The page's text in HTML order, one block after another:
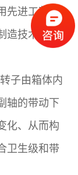
先进工艺制
造技术和制
子由箱体内
轴的带动下
化、从而构
卫生级和带